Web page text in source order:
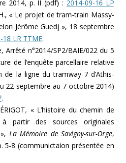
2014, p. II (pdf) : 2014-09-16 LP
« Le projet de tram-train Massy-
Jérôme Guedj », 18 septembre
18 LR TTME.
Arrêté n°2014/SP2/BAIE/022 du 5
de l’enquête parcellaire relative
la ligne du tramway 7 d’Athis-
22 septembre au 7 octobre 2014)
.
« L’histoire du chemin de
partir des sources originales
La Mémoire de Savigny-sur-Orge,
5-8 (communictaion présentée en